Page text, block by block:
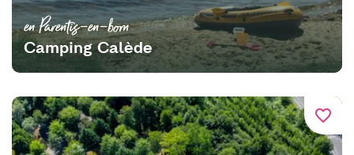
en Parentis-en-born
Camping Calède
favorite_border